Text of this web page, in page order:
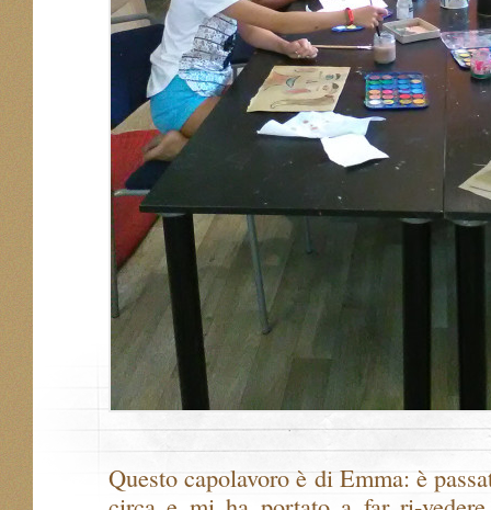
Questo capolavoro è di Emma: è